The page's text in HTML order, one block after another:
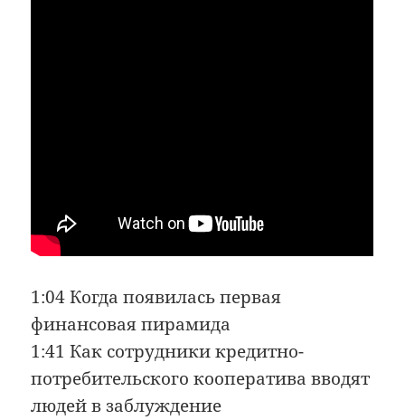
1:04 Когда появилась первая
финансовая пирамида
1:41 Как сотрудники кредитно-
потребительского кооператива вводят
людей в заблуждение